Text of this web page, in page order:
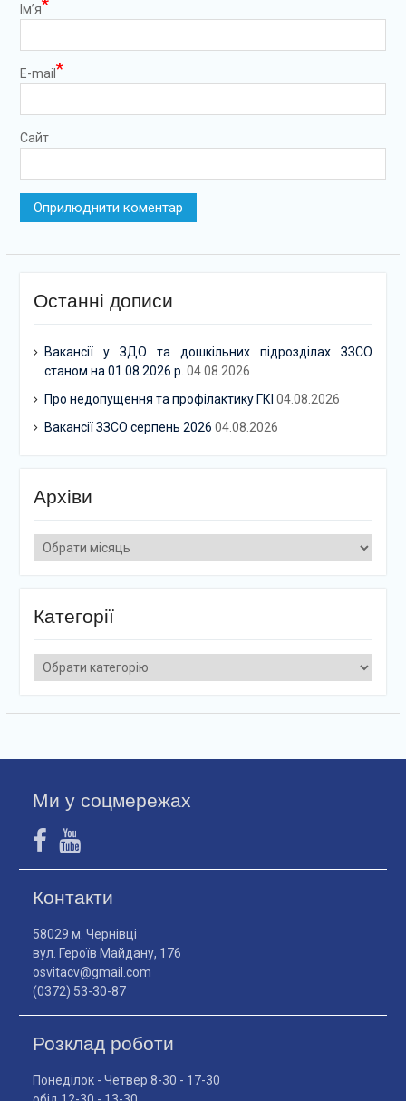
Ім’я
E-mail *
Сайт
Останні дописи
Вакансії у ЗДО та дошкільних підрозділах ЗЗСО
станом на 01.08.2026 р. 04.08.2026
Про недопущення та профілактику ГКІ 04.08.2026
Вакансії ЗЗСО серпень 2026 04.08.2026
Архіви
Архіви
Категорії
Категорії
Ми у соцмережах
Контакти
58029 м. Чернівці
вул. Героїв Майдану, 176
osvitacv@gmail.com
(0372) 53-30-87
Розклад роботи
Понеділок - Четвер 8-30 - 17-30